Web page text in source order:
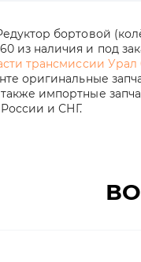
бортовой
из наличия и под
трансмиссии Урал
оригинальные
импортные
и СНГ.